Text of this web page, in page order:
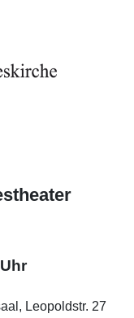
Leopoldstr. 27